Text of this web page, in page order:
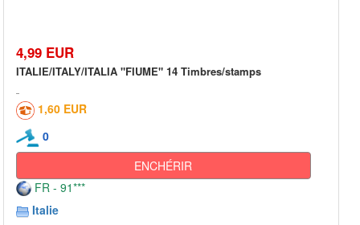
4,99 EUR
ITALIE/ITALY/ITALIA "FIUME" 14 Timbres/stamps
1,60 EUR
0
ENCHÉRIR
FR - 91***
Italie